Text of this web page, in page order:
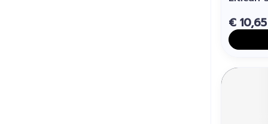
€ 10,65